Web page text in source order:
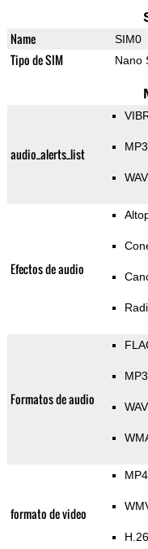
Name SIM0
Tipo de SIM Nano
audio_alerts_list MP3
WAV
Efectos de audio
Formatos de audio
MP3
WAV
formato de video
MP4